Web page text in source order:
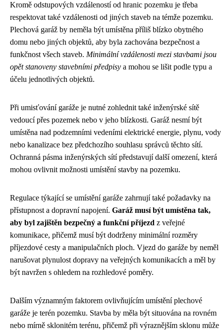
Kromě odstupových vzdáleností od hranic pozemku je třeba
respektovat také vzdálenosti od jiných staveb na témže pozemku.
Plechová garáž by neměla být umístěna příliš blízko obytného
domu nebo jiných objektů, aby byla zachována bezpečnost a
funkčnost všech staveb. Minimální vzdálenosti mezi stavbami jsou
opět stanoveny stavebními předpisy a mohou se lišit podle typu a
účelu jednotlivých objektů.
Při umisťování garáže je nutné zohlednit také inženýrské sítě
vedoucí přes pozemek nebo v jeho blízkosti. Garáž nesmí být
umístěna nad podzemními vedeními elektrické energie, plynu, vody
nebo kanalizace bez předchozího souhlasu správců těchto sítí.
Ochranná pásma inženýrských sítí představují další omezení, která
mohou ovlivnit možnosti umístění stavby na pozemku.
Regulace týkající se umístění garáže zahrnují také požadavky na
přístupnost a dopravní napojení. Garáž musí být umístěna tak,
aby byl zajištěn bezpečný a funkční příjezd z veřejné
komunikace, přičemž musí být dodrženy minimální rozměry
příjezdové cesty a manipulačních ploch. Vjezd do garáže by neměl
narušovat plynulost dopravy na veřejných komunikacích a měl by
být navržen s ohledem na rozhledové poměry.
Dalším významným faktorem ovlivňujícím umístění plechové
garáže je terén pozemku. Stavba by měla být situována na rovném
nebo mírně sklonitém terénu, přičemž při výraznějším sklonu může